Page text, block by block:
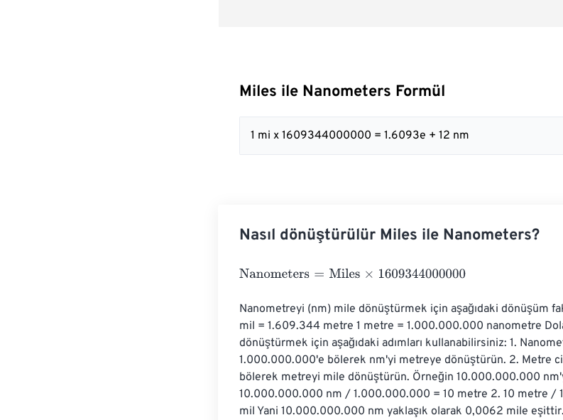
Miles ile Nanometers Formül
1 mi x 1609344000000 = 1.6093e + 12 nm
Nasıl dönüştürülür Miles ile Nanometers?
Nanometers= Miles×1609344000000
Nanometreyi (nm) mile dönüştürmek için aşağıdaki dönüşüm
mil = 1.609.344 metre 1 metre = 1.000.000.000 nanometre
dönüştürmek için aşağıdaki adımları kullanabilirsiniz: 1.
1.000.000.000'e bölerek nm'yi metreye dönüştürün. 2. Metre
bölerek metreyi mile dönüştürün. Örneğin 10.000.000.000
10.000.000.000 nm / 1.000.000.000 = 10 metre 2. 10 metre /
mil Yani 10.000.000.000 nm yaklaşık olarak 0,0062 mile eşittir.